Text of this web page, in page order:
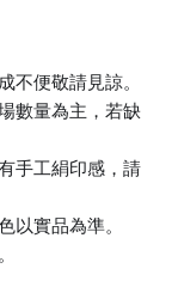
便敬請見諒。
數量為主，若缺
手工絹印感，請
實品為準。